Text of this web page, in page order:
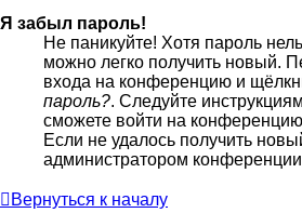
Я забыл пароль!
Не паникуйте! Хотя пароль
можно легко получить новый.
входа на конференцию и
пароль?. Следуйте
сможете войти на
Если не удалось получить
администратором
Вернуться к началу